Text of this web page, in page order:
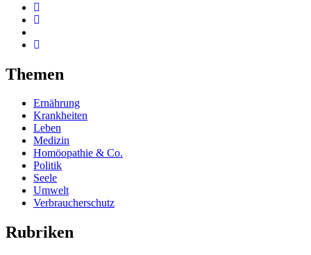
Themen
Ernährung
Krankheiten
Leben
Medizin
Homöopathie & Co.
Politik
Seele
Umwelt
Verbraucherschutz
Rubriken